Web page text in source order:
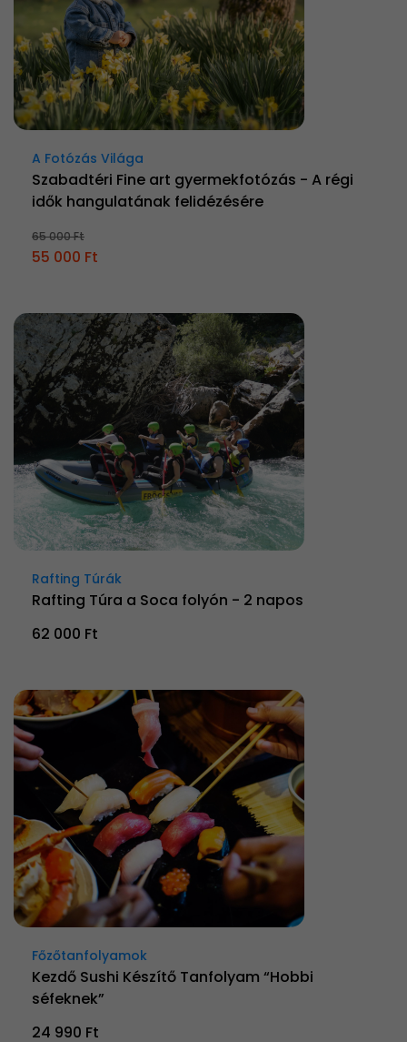
A Fotózás Világa
Szabadtéri Fine art gyermekfotózás - A régi
idők hangulatának felidézésére
65 000 Ft
55 000 Ft
Rafting Túrák
Rafting Túra a Soca folyón - 2 napos
62 000 Ft
Főzőtanfolyamok
Kezdő Sushi Készítő Tanfolyam “Hobbi
séfeknek”
24 990 Ft